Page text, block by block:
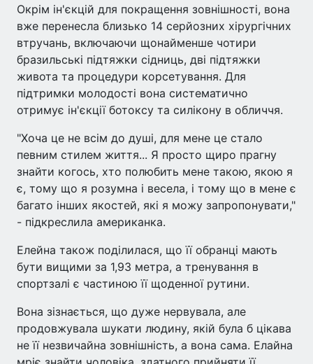
Окрім ін'єкцій для покращення зовнішності, вона
вже перенесла близько 14 серйозних хірургічних
втручань, включаючи щонайменше чотири
бразильські підтяжки сідниць, дві підтяжки
живота та процедури корсетування. Для
підтримки молодості вона систематично
отримує ін'єкції ботоксу та силікону в обличчя.
"Хоча це не всім до душі, для мене це стало
певним стилем життя... Я просто щиро прагну
знайти когось, хто полюбить мене такою, якою я
є, тому що я розумна і весела, і тому що в мене є
багато інших якостей, які я можу запропонувати,"
- підкреслила американка.
Елейна також поділилася, що її обранці мають
бути вищими за 1,93 метра, а тренування в
спортзалі є частиною її щоденної рутини.
Вона зізнається, що дуже нервувала, але
продовжувала шукати людину, якій була б цікава
не її незвичайна зовнішність, а вона сама. Елайна